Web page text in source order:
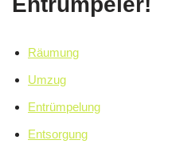
Räumung
Umzug
Entrümpelung
Entsorgung